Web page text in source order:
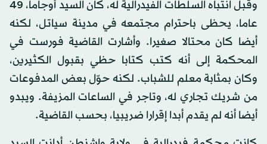
وقبل انتباه السلطات الفيدرالية له، كان السيد أوجاما، 49
عاما، يحظى باحترام مجتمعه في مدينة سياتل، لكنه
أيضا كان محتالا صغيرا. وأشارت القاضية فورست في
المحكمة إلى أنه كتب كتابا حظي بقبول الكثيرين،
وكان بمثابة معلم للشباب. لكنه حوّل بعض المدفوعات
من شريك تجاري له، وتاجر في الساعات المزيفة. ويبدو
أيضا أنه لم يقدم أبدا إقرارا ضريبيا، بحسب القاضية.